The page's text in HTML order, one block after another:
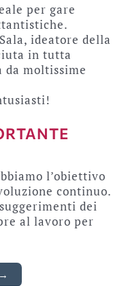
per gare
ideatore della
in tutta
da moltissime
l’obiettivo
continuo.
dei
al lavoro per